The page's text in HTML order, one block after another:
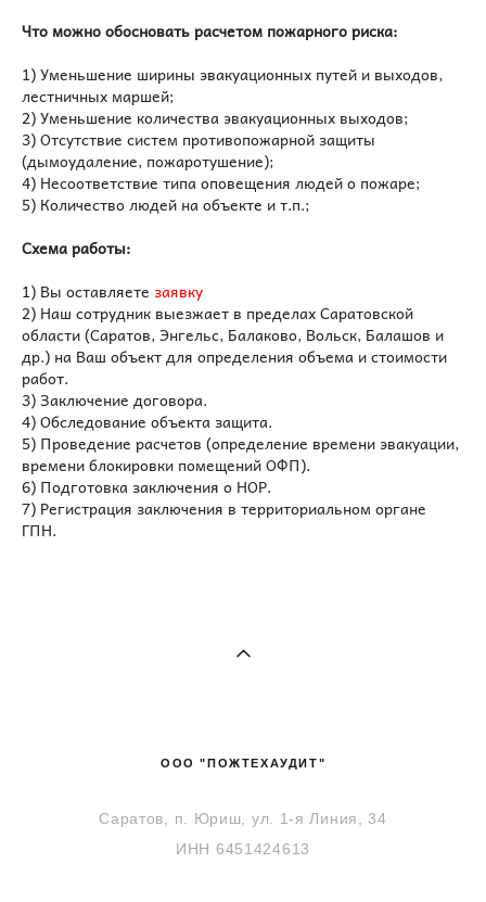
Что можно обосновать расчетом пожарного риска:
1) Уменьшение ширины эвакуационных путей и выходов,
лестничных маршей;
2) Уменьшение количества эвакуационных выходов;
3) Отсутствие систем противопожарной защиты
(дымоудаление, пожаротушение);
4) Несоответствие типа оповещения людей о пожаре;
5) Количество людей на объекте и т.п.;
Схема работы:
1) Вы оставляете заявку
2) Наш сотрудник выезжает в пределах Саратовской
области (Саратов, Энгельс, Балаково, Вольск, Балашов и
др.) на Ваш объект для определения объема и стоимости
работ.
3) Заключение договора.
4) Обследование объекта защита.
5) Проведение расчетов (определение времени эвакуации,
времени блокировки помещений ОФП).
6) Подготовка заключения о НОР.
7) Регистрация заключения в территориальном органе
ГПН.
ООО "ПОЖТЕХАУДИТ"
Саратов, п. Юриш, ул. 1-я Линия, 34
ИНН 6451424613